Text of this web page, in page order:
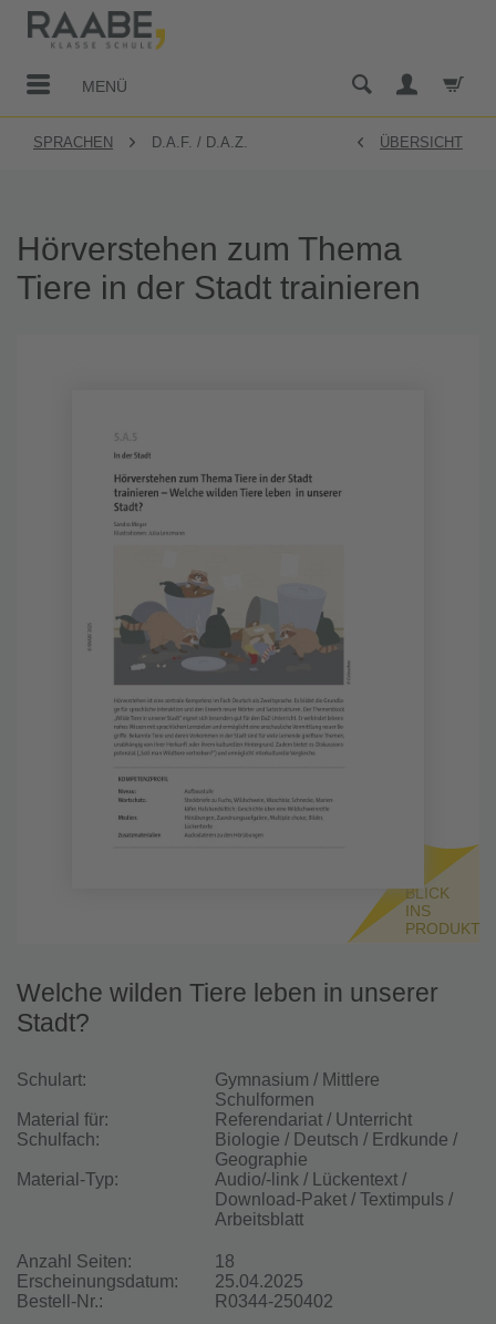
MENÜ
SPRACHEN D.A.F. / D.A.Z. ÜBERSICHT
Hörverstehen zum Thema
Tiere in der Stadt trainieren
BLICK
INS
PRODUKT
Welche wilden Tiere leben in unserer
Stadt?
Schulart:
Gymnasium / Mittlere
Schulformen
Material für:
Referendariat / Unterricht
Schulfach:
Biologie / Deutsch / Erdkunde /
Geographie
Material-Typ:
Audio/-link / Lückentext /
Download-Paket / Textimpuls /
Arbeitsblatt
Anzahl Seiten:
18
Erscheinungsdatum:
25.04.2025
Bestell-Nr.:
R0344-250402